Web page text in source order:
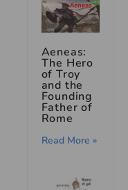
Aeneas:
The Hero
of Troy
and the
Founding
Father of
Rome
Read More »